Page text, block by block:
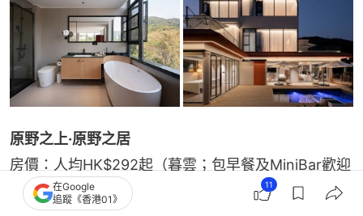
原野之上·原野之居
房價：人均HK$292起（暮雲；包早餐及MiniBar歡迎
果盤）在Google
追蹤《香港01》
11